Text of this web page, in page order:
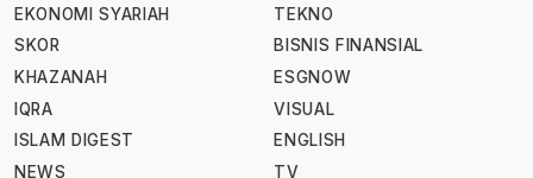
EKONOMI SYARIAH
SKOR
KHAZANAH
IQRA
ISLAM DIGEST
NEWS
TEKNO
BISNIS FINANSIAL
ESGNOW
VISUAL
ENGLISH
TV